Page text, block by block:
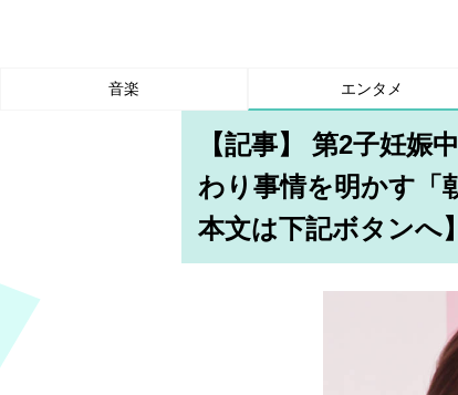
音楽 エンタメ
【記事】 第2子妊娠
わり事情を明かす「
本文は下記ボタンへ】